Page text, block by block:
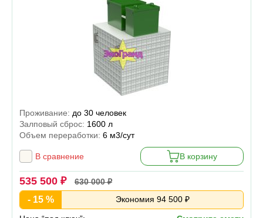
Проживание: до 30 человек
Залповый сброс: 1600 л
Объем переработки: 6 м3/сут
В сравнение В корзину
535 500 ₽ 630 000 ₽
- 15 % Экономия 94 500 ₽